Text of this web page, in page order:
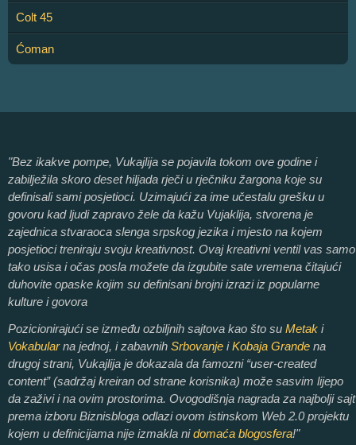
Colt 45
Ćoman
"Bez ikakve pompe, Vukajlija se pojavila tokom ove godine i
zabilježila skoro deset hiljada rječi u rječniku žargona koje su
definisali sami posjetioci. Uzimajući za ime učestalu grešku u
govoru kad ljudi zapravo žele da kažu Vujaklija, stvorena je
zajednica stvaraoca slenga srpskog jezika i mjesto na kojem
posjetioci treniraju svoju kreativnost. Ovaj kreativni ventil vas samo
tako usisa i očas posla možete da izgubite sate vremena čitajući
duhovite opaske kojim su definisani brojni izrazi iz popularne
kulture i govora
Pozicionirajući se između ozbiljnih sajtova kao što su Metak i
Vokabularna jednoj, i zabavnih Srbovanje iKobaja Grande na
drugoj strani, Vukajlija je dokazala da famozni “user-created
content” (sadržaj kreiran od strane korisnika) može sasvim lijepo
da zaživi i na ovim prostorima. Ovogodišnja nagrada za najbolji sajt
prema izboru Biznisbloga odlazi ovom istinskom Web 2.0 projektu
kojem u definicijama nije izmakla nidomaća blogosfera!"